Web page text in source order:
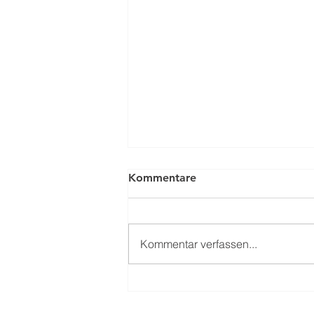
Saisoneröffnungsfeier
Kommentare
Kommentar verfassen...